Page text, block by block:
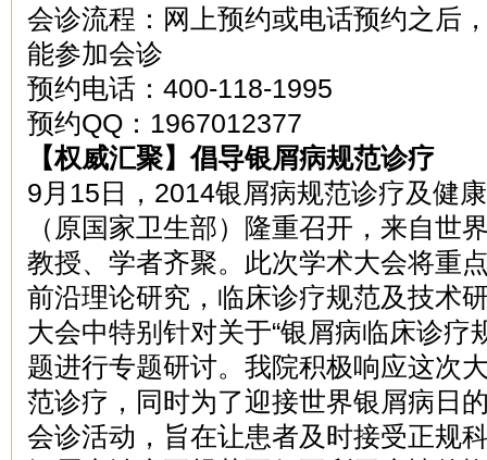
会诊流程：网上预约或电话预约之后
能参加会诊
预约电话：400-118-1995
预约QQ：1967012377
【权威汇聚】倡导银屑病规范诊疗
9月15日，2014银屑病规范诊疗及健
（原国家卫生部）隆重召开，来自世
教授、学者齐聚。此次学术大会将重
前沿理论研究，临床诊疗规范及技术
大会中特别针对关于“银屑病临床诊疗
题进行专题研讨。我院积极响应这次
范诊疗，同时为了迎接世界银屑病日
会诊活动，旨在让患者及时接受正规